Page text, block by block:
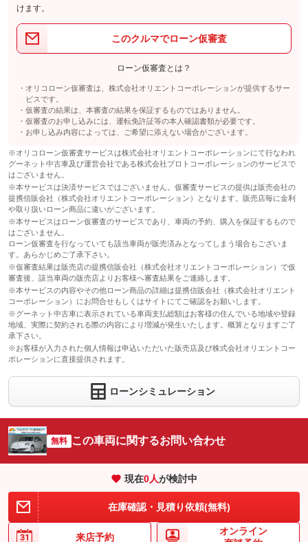
手入れも簡単で、お客様に大変喜ばれております！ぜひお試し下
ボディに超滑水ガラスコーティングを施工すると、水洗いで汚れ
も簡単に落ち、ボディの輝きを長期間維持する事ができます！お
手入れも簡単で、お客様に大変喜ばれております！ぜひお試し下
このパックの見積もり依頼（無料）
パック内容
４桁の数字をお好きな番号に指定できます！誕生日や特別な記念
別感があって愛車のことをさらに好きになれますよ！オススメで
備考
日などあなただけの番号をナンバープレートにしませんか？？特
別感があって愛車のことをさらに好きになれますよ！オススメで
す♪
このパックの見積もり依頼（無料）
けます。
このクルマでローン仮審査
ローン仮審査とは？
オリコローン仮審査は、株式会社オリエントコーポレーションが提供するサー
ビスです。
仮審査の結果は、本審査の結果を保証するものではありません。
仮審査のお申し込みには、運転免許証等の本人確認書類が必要です。
お申し込み内容によっては、ご希望に添えない場合がございます。
※オリコローン仮審査サービスは株式会社オリエントコーポレーションにて行なわれ
グーネット中古車及び運営会社である株式会社プロトコーポレーションのサービスで
はございません。
※本サービスは決済サービスではございません。仮審査サービスの提供は販売会社の
提携信販会社（株式会社オリエントコーポレーション）となります。販売店毎に金利
や取り扱いローン商品に違いがございます。
※本サービスはローン仮審査のサービスであり、車両の予約、購入を保証するもので
はございません。
ローン仮審査を行なっていても該当車両が販売済みとなってしまう場合もございま
す。あらかじめご了承下さい。
※仮審査結果は販売店の提携信販会社（株式会社オリエントコーポレーション）で仮
審査後、該当車両の販売店よりお客様へ審査結果をご連絡します。
※本サービスの内容やその他ローン商品の詳細は提携信販会社（株式会社オリエント
コーポレーション）にお問合せもしくはサイトにてご確認をお願いします。
※グーネット中古車に表示されている車両支払総額はお客様の住んでいる地域や登録
地域、実際に契約される際の内容により増減が発生いたします。概算となりますご了
承下さい。
※お客様が入力された個人情報は申込いただいた販売店及び株式会社オリエントコー
ポレーションに直接提供されます。
ローンシミュレーション
無料 この車両に関するお問い合わせ
現在0人が検討中
在庫確認・見積り依頼(無料)
来店予約
オンライン